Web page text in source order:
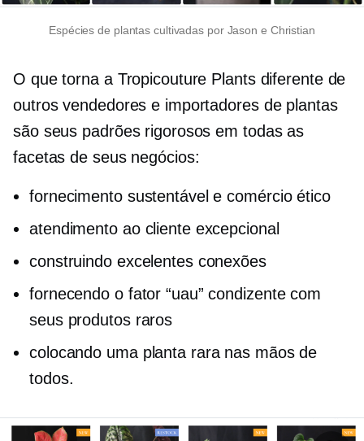
Espécies de plantas cultivadas por Jason e Christian
O que torna a Tropicouture Plants diferente de
outros vendedores e importadores de plantas
são seus padrões rigorosos em todas as
facetas de seus negócios:
fornecimento sustentável e comércio ético
atendimento ao cliente excepcional
construindo excelentes conexões
fornecendo o fator “uau” condizente com
seus produtos raros
colocando uma planta rara nas mãos de
todos.